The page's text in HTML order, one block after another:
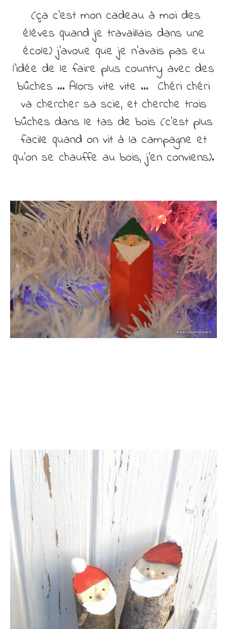
(ça c’est mon cadeau à moi des
élèves quand je travaillais dans une
école) j’avoue que je n’avais pas eu
l’idée de le faire plus country avec des
bûches … Alors vite vite … Chéri chéri
va chercher sa scie, et cherche trois
bûches dans le tas de bois (c’est plus
facile quand on vit à la campagne et
qu’on se chauffe au bois, j’en conviens).